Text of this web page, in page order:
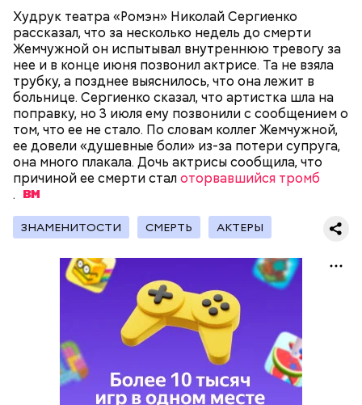
Худрук театра «Ромэн» Николай Сергиенко
рассказал, что за несколько недель до смерти
Жемчужной он испытывал внутреннюю тревогу за
нее и в конце июня позвонил актрисе. Та не взяла
трубку, а позднее выяснилось, что она лежит в
больнице. Сергиенко сказал, что артистка шла на
поправку, но 3 июля ему позвонили с сообщением о
том, что ее не стало. По словам коллег Жемчужной,
ее довели «душевные боли» из-за потери супруга,
она много плакала. Дочь актрисы сообщила, что
причиной ее смерти сталоторвавшийся тромб
.
ЗНАМЕНИТОСТИ СМЕРТЬ АКТЕРЫ
День воздушных поцелуев отмечается с 1983 года.
В некоторых молодежных заведениях европейских
стран в этот праздник устраиваются
тематические вечеринки и флешмобы. Кроме того,
воздушный поцелуй близкому человеку через
социальные сети и мессенджеры.
День «Счастье случается» был инициирован
Тайным обществом счастливых людей, чтобы
напомнить людям, что счастье на самом деле
кроется в мелочах. Отпраздновать этот день
можно, поделившись с другими людьми
счастливыми моментами из своей жизни.